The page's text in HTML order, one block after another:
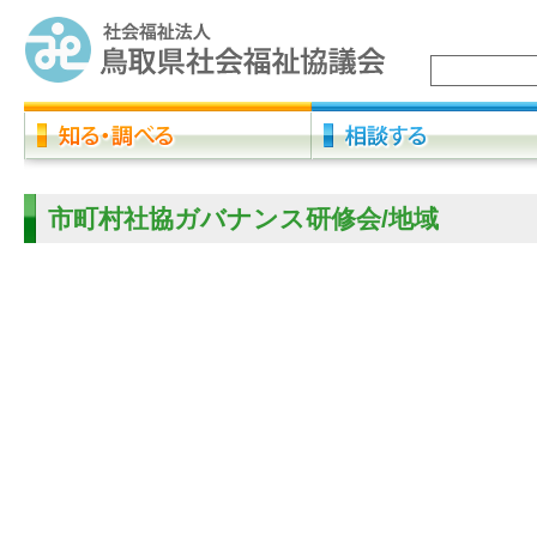
市町村社協ガバナンス研修会/地域